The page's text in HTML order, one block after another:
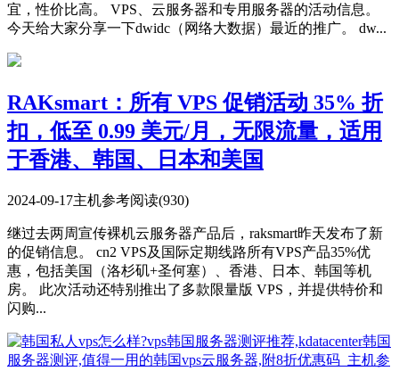
宜，性价比高。 VPS、云服务器和专用服务器的活动信息。
今天给大家分享一下dwidc（网络大数据）最近的推广。 dw...
RAKsmart：所有 VPS 促销活动 35% 折
扣，低至 0.99 美元/月，无限流量，适用
于香港、韩国、日本和美国
2024-09-17主机参考阅读(930)
继过去两周宣传裸机云服务器产品后，raksmart昨天发布了新
的促销信息。 cn2 VPS及国际定期线路所有VPS产品35%优
惠，包括美国（洛杉矶+圣何塞）、香港、日本、韩国等机
房。 此次活动还特别推出了多款限量版 VPS，并提供特价和
闪购...